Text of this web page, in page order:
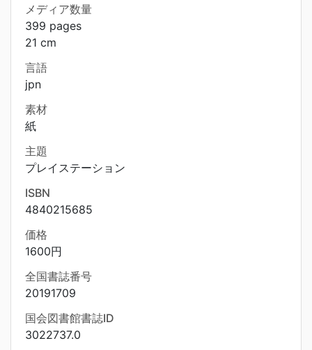
メディア数量
399 pages
21 cm
言語
jpn
素材
紙
主題
プレイステーション
ISBN
4840215685
価格
1600円
全国書誌番号
20191709
国会図書館書誌ID
3022737.0